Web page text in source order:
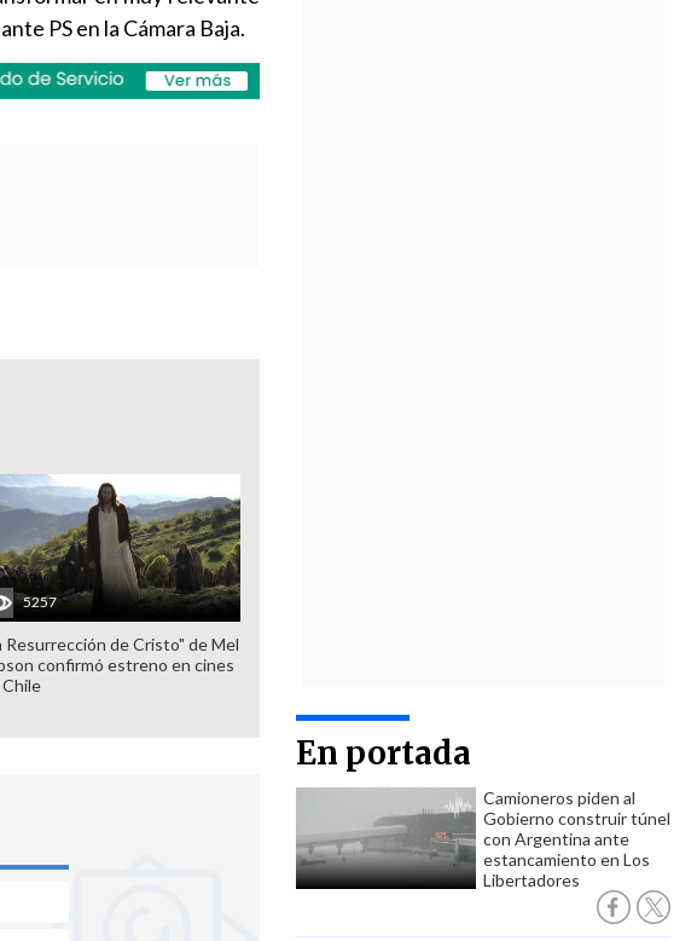
En portada
Camioneros piden al
Gobierno construir túnel
con Argentina ante
estancamiento en Los
Libertadores
PS en la Cámara Baja.
5257
Resurrección de Cristo" de Mel
confirmó estreno en cines